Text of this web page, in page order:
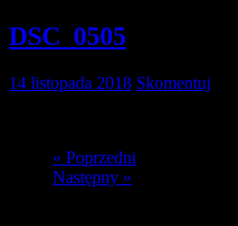
DSC_0505
14 listopada 2018 Skomentuj
« Poprzedni
Następny »